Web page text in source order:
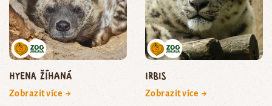
hyena žíhaná
Zobrazit více →
irbis
Zobrazit více →